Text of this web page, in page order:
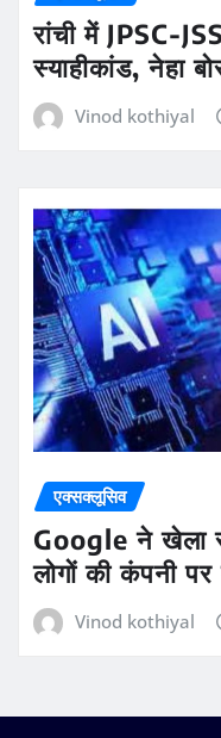
रांची में JPSC-
स्याहीकांड, नेहा
Vinod kothiyal
एक्सक्लूसिव
Google ने खेला
लोगों की कंपनी
Vinod kothiyal